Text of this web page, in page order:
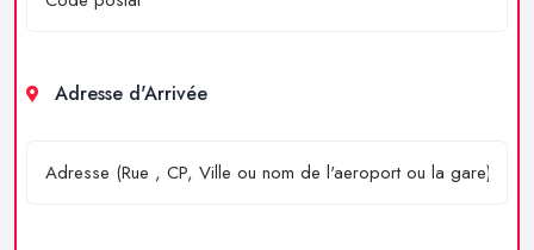
Adresse d'Arrivée